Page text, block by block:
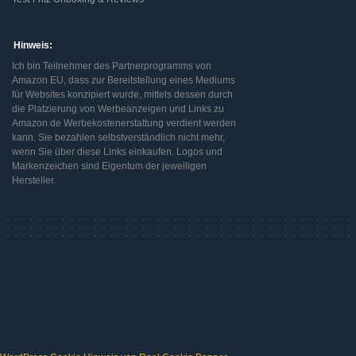
Hinweis:
Ich bin Teilnehmer des Partnerprogramms von
Amazon EU, dass zur Bereitstellung eines Mediums
für Websites konzipiert wurde, mittels dessen durch
die Platzierung von Werbeanzeigen und Links zu
Amazon.de Werbekostenerstattung verdient werden
kann. Sie bezahlen selbstverständlich nicht mehr,
wenn Sie über diese Links einkaufen. Logos und
Markenzeichen sind Eigentum der jeweiligen
Hersteller.